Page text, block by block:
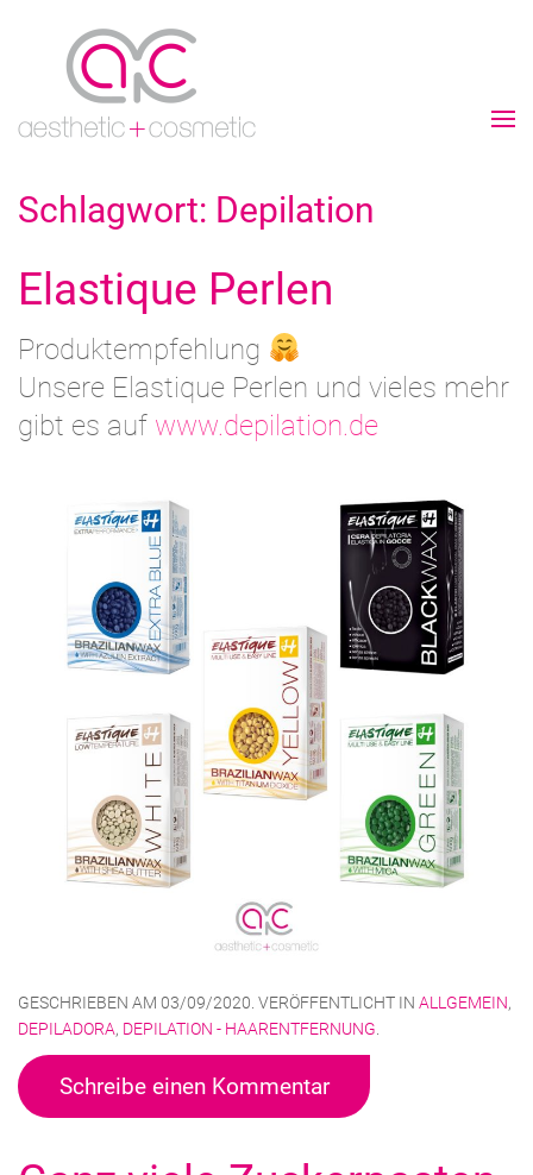
Schlagwort: Depilation
Elastique Perlen
Produktempfehlung
Unsere Elastique Perlen und vieles mehr
gibt es auf www.depilation.de
GESCHRIEBEN AM 03/09/2020 . VERÖFFENTLICHT IN ALLGEMEIN,
DEPILADORA, DEPILATION - HAARENTFERNUNG
Schreibe einen Kommentar